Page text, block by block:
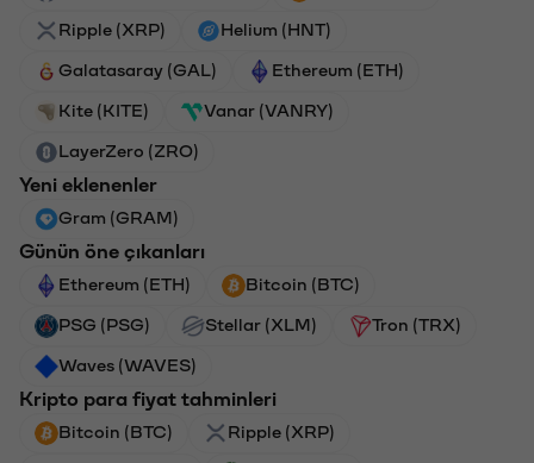
Ripple (XRP) Helium (HNT)
Galatasaray (GAL) Ethereum (ETH)
Kite (KITE) Vanar (VANRY)
LayerZero (ZRO)
Yeni eklenenler
Gram (GRAM)
Günün öne çıkanları
Ethereum (ETH) Bitcoin (BTC)
PSG (PSG) Stellar (XLM) Tron (TRX)
Waves (WAVES)
Kripto para fiyat tahminleri
Bitcoin (BTC) Ripple (XRP)